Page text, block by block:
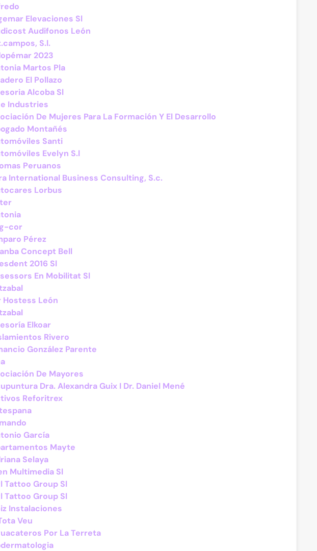
Elevaciones Sl
Audifonos León
S.l.
2023
Martos Pla
El Pollazo
Alcoba Sl
Industries
De Mujeres Para La Formación Y El Desarrollo
Montañés
Santi
Evelyn S.l
Peruanos
International Business Consulting, S.c.
Lorbus
cor
Pérez
Concept Bell
2016 Sl
En Mobilitat Sl
Hostess León
Elkoar
Rivero
González Parente
De Mayores
Dra. Alexandra Guix I Dr. Daniel Mené
Reforitrex
García
Mayte
Selaya
Multimedia Sl
Tattoo Group Sl
Tattoo Group Sl
Instalaciones
Veu
Por La Terreta